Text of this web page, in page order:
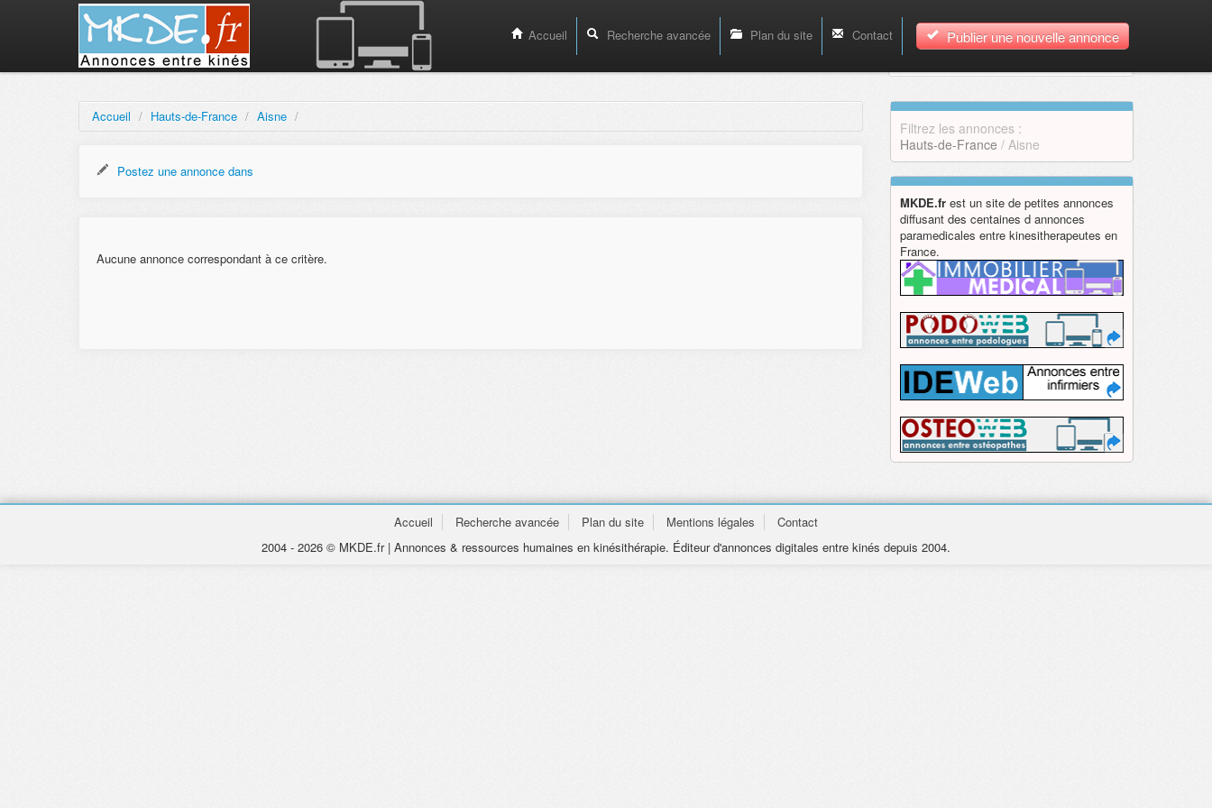
Publier une nouvelle annonce
Accueil Recherche avancée Plan du site Contact
Accueil / Hauts-de-France / Aisne /
Postez une annonce dans
Aucune annonce correspondant à ce critère.
Filtrez les annonces :
Hauts-de-France / Aisne
MKDE.fr est un site de petites annonces
diffusant des centaines d annonces
paramedicales entre kinesitherapeutes en
France.
Accueil Recherche avancée Plan du site Mentions légales
Contact
2004 - 2026 © MKDE.fr | Annonces & ressources humaines en kinésithérapie. Éditeur d'annonces digitales entre kinés depuis 2004.